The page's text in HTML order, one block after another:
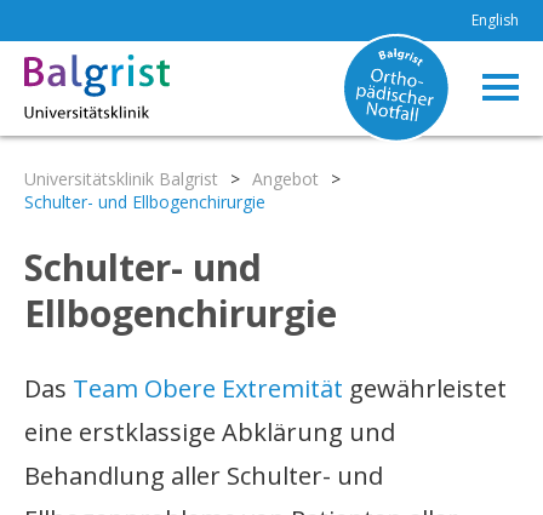
English
Universitätsklinik Balgrist > Angebot
>
Schulter- und Ellbogenchirurgie
Schulter- und
Ellbogenchirurgie
Das Team Obere Extremität gewährleistet
eine erstklassige Abklärung und
Behandlung aller Schulter- und